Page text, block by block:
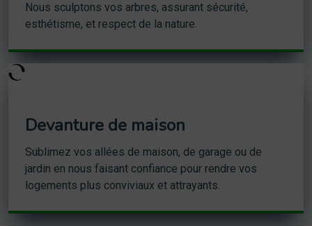
Nous sculptons vos arbres, assurant sécurité,
esthétisme, et respect de la nature.
Devanture de maison
Sublimez vos allées de maison, de garage ou de
jardin en nous faisant confiance pour rendre vos
logements plus conviviaux et attrayants.